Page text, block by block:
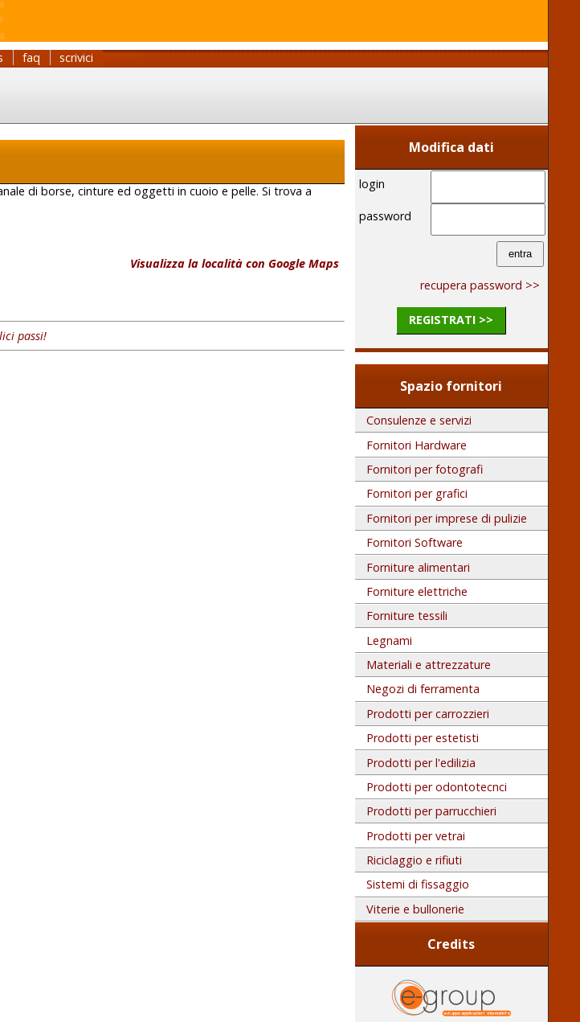
faq scrivici
di borse, cinture ed oggetti in cuoio e pelle. Si trova a
Visualizza la località con Google Maps
passi!
Modifica dati
login
password
recupera password >>
REGISTRATI >>
Spazio fornitori
Consulenze e servizi
Fornitori Hardware
Fornitori per fotografi
Fornitori per grafici
Fornitori per imprese di pulizie
Fornitori Software
Forniture alimentari
Forniture elettriche
Forniture tessili
Legnami
Materiali e attrezzature
Negozi di ferramenta
Prodotti per carrozzieri
Prodotti per estetisti
Prodotti per l'edilizia
Prodotti per odontotecnci
Prodotti per parrucchieri
Prodotti per vetrai
Riciclaggio e rifiuti
Sistemi di fissaggio
Viterie e bullonerie
Credits